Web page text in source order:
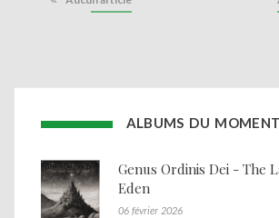
ALBUMS DU MOMENT
Genus Ordinis Dei - The
Eden
06 février 2026